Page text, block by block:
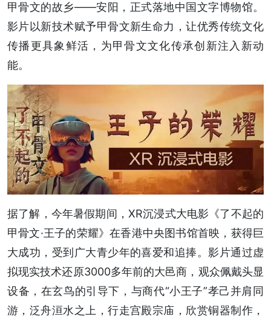
甲骨文的故乡——安阳，正式落地中国文字博物馆。
影片以新技术赋予甲骨文新生命力，让优秀传统文化
传播更具象鲜活，为甲骨文文化传承创新注入新动
能。
据了解，今年暑假期间，XR沉浸式大电影《了不起的
甲骨文·王子的荣耀》在香港中央图书馆首映，获得巨
大成功，受到广大青少年的喜爱和追捧。影片通过虚
拟现实技术还原3000多年前的大邑商，观众佩戴头显
设备，在玄鸟的引导下，与商代“小王子”孝己并肩同
游，泛舟洹水之上，行走宫殿宗庙，欣赏铜器制作，